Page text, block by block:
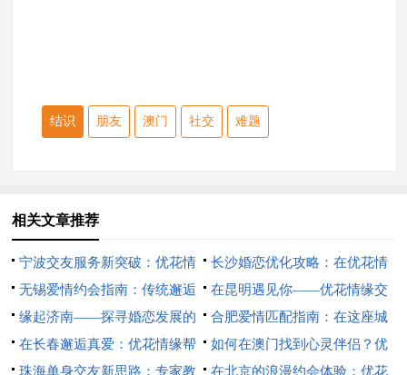
结识 朋友 澳门 社交 难题
相关文章推荐
宁波交友服务新突破：优花情
缘引领社交新潮流
长沙婚恋优化攻略：在优花情
缘找到你的幸福密码
无锡爱情约会指南：传统邂逅
与现代交友的完美融合
在昆明遇见你——优花情缘交
友活动体验分享
缘起济南——探寻婚恋发展的
新契机
合肥爱情匹配指南：在这座城
市找到你的TA！
在长春邂逅真爱：优花情缘帮
助小李重拾爱情信心
如何在澳门找到心灵伴侣？优
花情缘为你指明方向
珠海单身交友新思路：专家教
在北京的浪漫约会体验：优花